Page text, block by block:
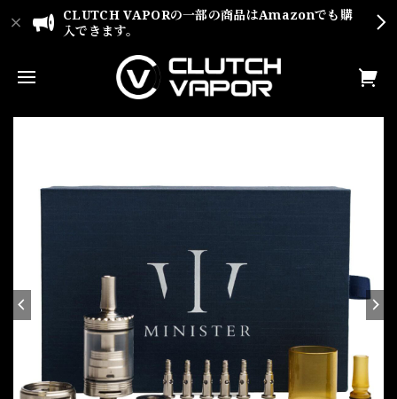
CLUTCH VAPORの一部の商品はAmazonでも購
入できます。